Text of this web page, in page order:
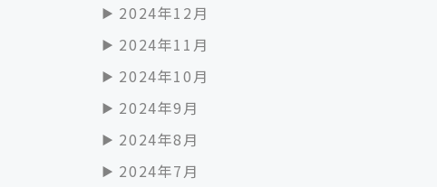
2024年12月
2024年11月
2024年10月
2024年9月
2024年8月
2024年7月